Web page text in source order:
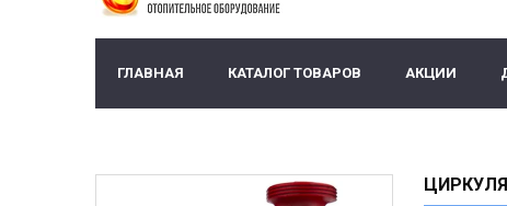
ГЛАВНАЯ КАТАЛОГ ТОВАРОВ АКЦИИ